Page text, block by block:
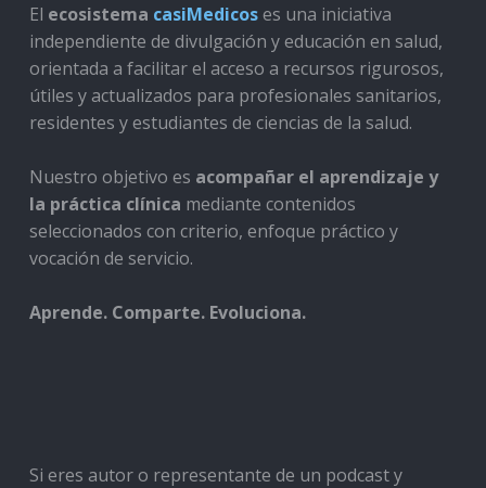
El ecosistema casiMedicoses una iniciativa
independiente de divulgación y educación en salud,
orientada a facilitar el acceso a recursos rigurosos,
útiles y actualizados para profesionales sanitarios,
residentes y estudiantes de ciencias de la salud.
Nuestro objetivo es acompañar el aprendizaje y
la práctica clínica mediante contenidos
seleccionados con criterio, enfoque práctico y
vocación de servicio.
Aprende. Comparte. Evoluciona.
Si eres autor o representante de un podcast y